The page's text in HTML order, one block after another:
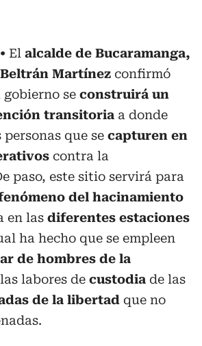
El alcalde de Bucaramanga,
Martínez confirmó
se construirá un
transitoria a donde
que se capturen en
contra la
paso, este sitio servirá para
del hacinamiento
en las diferentes estaciones
ha hecho que se empleen
de hombres de la
labores de custodia de las
de la libertad que no